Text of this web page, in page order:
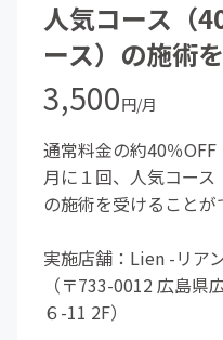
人気コース（
ース）の施術
3,500円/月
通常料金の約40％OFF
月に１回、人気コース
の施術を受けることが
実施店舗：Lien -リア
（〒733-0012 広島県
６-11 2F）